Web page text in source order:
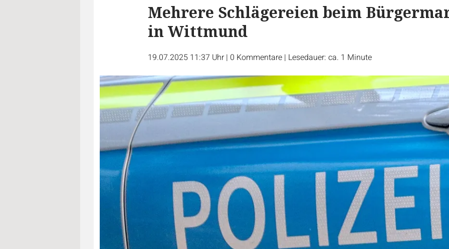
Mehrere Schlägereien beim
in Wittmund
19.07.2025 11:37 Uhr | 0 Kommentare | Lesedauer: ca. 1 Minute